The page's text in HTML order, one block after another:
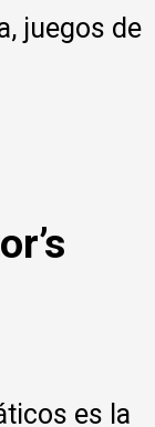
juegos de
es la